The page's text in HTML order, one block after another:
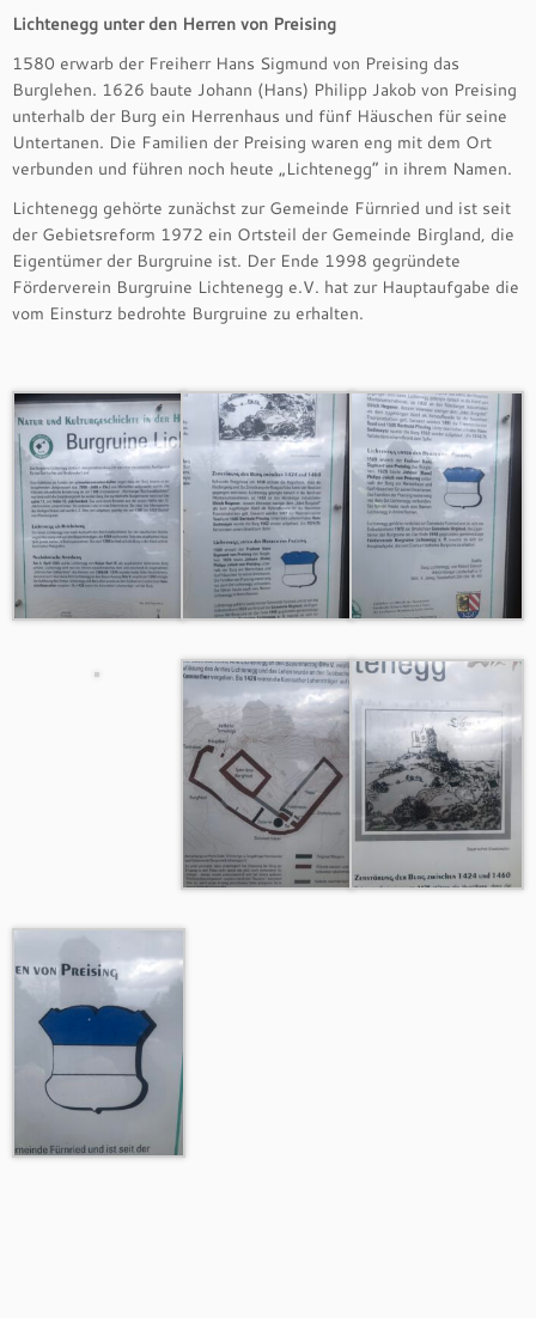
Lichtenegg unter den Herren von Preising
1580 erwarb der Freiherr Hans Sigmund von Preising das
Burglehen. 1626 baute Johann (Hans) Philipp Jakob von Preising
unterhalb der Burg ein Herrenhaus und fünf Häuschen für seine
Untertanen. Die Familien der Preising waren eng mit dem Ort
verbunden und führen noch heute „Lichtenegg“ in ihrem Namen.
Lichtenegg gehörte zunächst zur Gemeinde Fürnried und ist seit
der Gebietsreform 1972 ein Ortsteil der Gemeinde Birgland, die
Eigentümer der Burgruine ist. Der Ende 1998 gegründete
Förderverein Burgruine Lichtenegg e.V. hat zur Hauptaufgabe die
vom Einsturz bedrohte Burgruine zu erhalten.